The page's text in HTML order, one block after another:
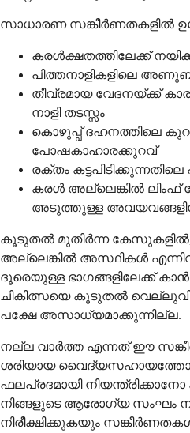
സാധാരണ സങ്കീർണതകളിൽ
കരൾക്ഷതത്തിലേക്ക്
പിത്തനാളികളിലെ
തീവ്രമായ വേദനയ്ക്ക്
നാളി തടസ്സം
കൊഴുപ്പ് ദഹനത്തിലെ
പോഷകാഹാരക്കുറവ്
രക്തം
കരൾ അല്ലെങ്കിൽ
അടുത്തുള്ള
കൂടുതൽ മുതിർന്ന
അല്ലെങ്കിൽ അസ്ഥികൾ എന്നിവ
ദൂരെയുള്ള ഭാഗങ്ങളിലേക്ക്
ചികിത്സയെ കൂടുതൽ
പക്ഷേ അസാധ്യമാക്കുന്നില്ല.
നല്ല വാർത്ത എന്നത് ഈ
ശരിയായ
ഫലപ്രദമായി
നിങ്ങളുടെ ആരോഗ്യ സംഘം
നിരീക്ഷിക്കുകയും